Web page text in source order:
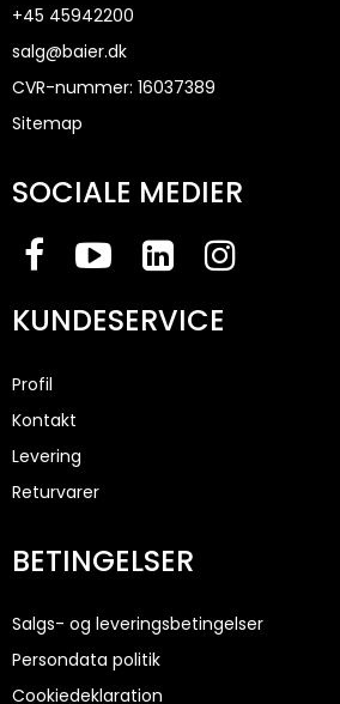
+45 45942200
salg@baier.dk
CVR-nummer: 16037389
Sitemap
SOCIALE MEDIER
KUNDESERVICE
Profil
Kontakt
Levering
Returvarer
BETINGELSER
Salgs- og leveringsbetingelser
Persondata politik
Cookiedeklaration